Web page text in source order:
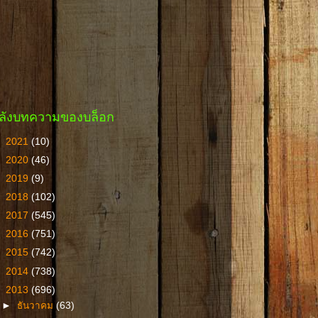
งบทความของบล็อก
2021 (10)
2020 (46)
2019 (9)
2018 (102)
2017 (545)
2016 (751)
2015 (742)
2014 (738)
2013 (696)
► ธันวาคม(63)